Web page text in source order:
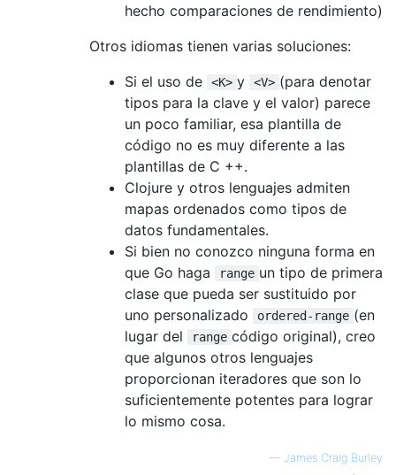
hecho comparaciones de rendimiento)
Otros idiomas tienen varias soluciones:
Si el uso de
<K> y <V> (para denotar
tipos para la clave y el valor) parece
un poco familiar, esa plantilla de
código no es muy diferente a las
plantillas de C ++.
Clojure y otros lenguajes admiten
mapas ordenados como tipos de
datos fundamentales.
Si bien no conozco ninguna forma en
que Go haga
range un tipo de primera
clase que pueda ser sustituido por
uno personalizado
ordered-range (en
lugar del
range código original), creo
que algunos otros lenguajes
proporcionan iteradores que son lo
suficientemente potentes para lograr
lo mismo cosa.
— James Craig Burley